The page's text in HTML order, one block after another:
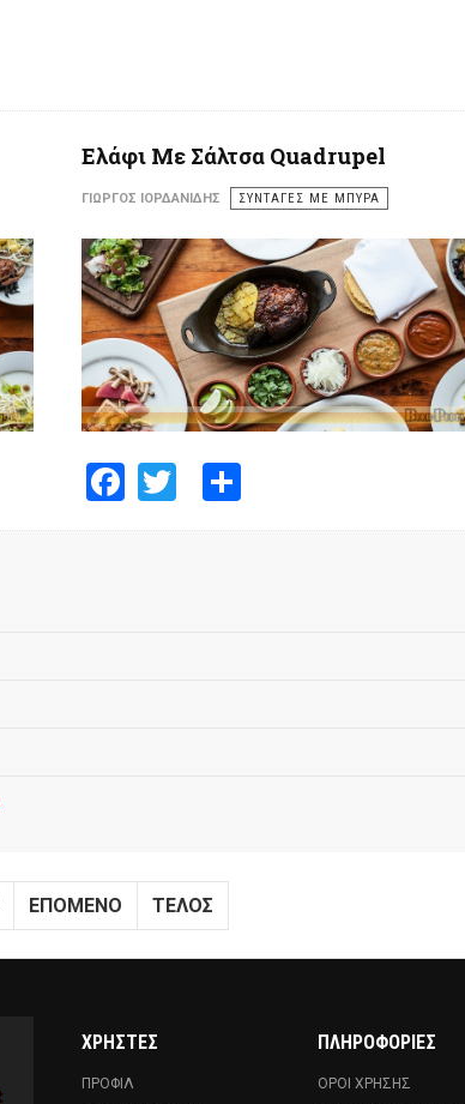
Ελάφι Με Σάλτσα Quadrupel
ΓΙΏΡΓΟΣ ΙΟΡΔΑΝΊΔΗΣ ΣΥΝΤΑΓΕΣ ΜΕ ΜΠΥΡΑ
Facebook
Twitter
ΕΠΌΜΕΝΟ ΤΈΛΟΣ
ΧΡΗΣΤΕΣ
ΠΡΟΦΙΛ
ΠΛΗΡΟΦΟΡΙΕΣ
ΟΡΟΙ ΧΡΗΣΗΣ